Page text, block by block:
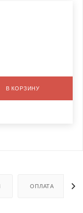
В КОРЗИНУ
ОПЛАТА